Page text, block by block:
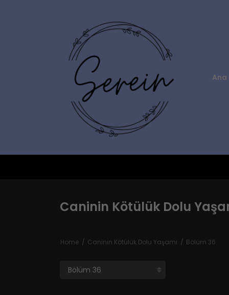
Caninin Kötülük Dolu
Home Caninin Kötülük Dolu Yaşamı Bölüm 36